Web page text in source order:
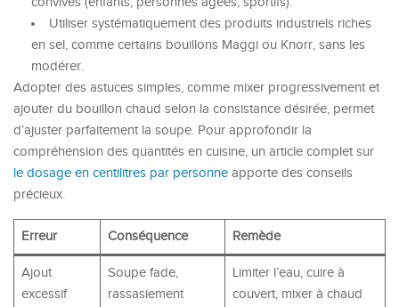
Utiliser systématiquement des produits industriels riches
en sel, comme certains bouillons Maggi ou Knorr, sans les
modérer.
Adopter des astuces simples, comme mixer progressivement et
ajouter du bouillon chaud selon la consistance désirée, permet
d’ajuster parfaitement la soupe. Pour approfondir la
compréhension des quantités en cuisine, un article complet sur
le dosage en centilitres par personne apporte des conseils
précieux.
Erreur Conséquence Remède
Ajout
excessif
Soupe fade,
rassasiement
Limiter l’eau, cuire à
couvert, mixer à chaud